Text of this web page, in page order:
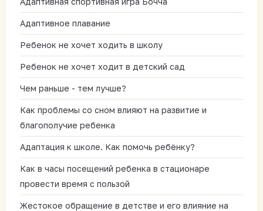
Адаптивное плавание
Ребенок не хочет ходить в школу
Ребенок не хочет ходит в детский сад
Чем раньше - тем лучше?
Как проблемы со сном влияют на развитие и
благополучие ребенка
Адаптация к школе. Как помочь ребёнку?
Как в часы посещений ребенка в стационаре
провести время с пользой
Жестокое обращение в детстве и его влияние на